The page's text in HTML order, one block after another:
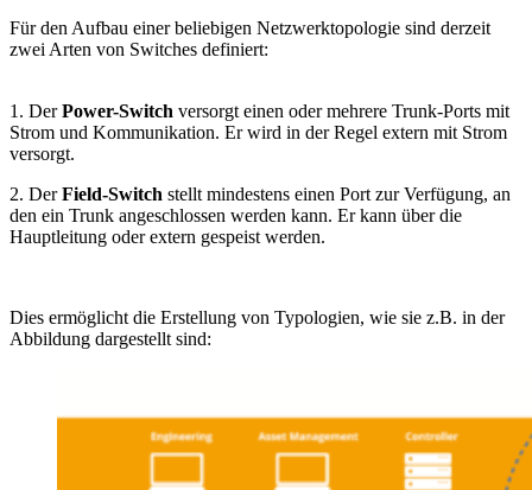
Für den Aufbau einer beliebigen Netzwerktopologie sind derzeit
zwei Arten von Switches definiert:
1. DerPower-Switch versorgt einen oder mehrere Trunk-Ports mit
Strom und Kommunikation. Er wird in der Regel extern mit Strom
versorgt.
2. DerField-Switch stellt mindestens einen Port zur Verfügung, an
den ein Trunk angeschlossen werden kann. Er kann über die
Hauptleitung oder extern gespeist werden.
Dies ermöglicht die Erstellung von Typologien, wie sie z.B. in der
Abbildung dargestellt sind: